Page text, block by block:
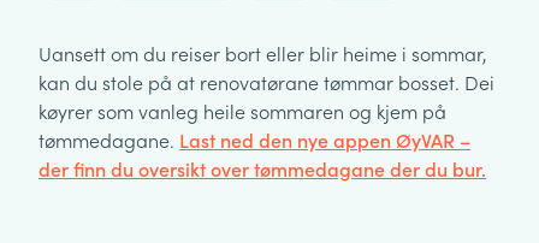
Uansett om du reiser bort eller blir heime i sommar,
kan du stole på at renovatørane tømmar bosset. Dei
køyrer som vanleg heile sommaren og kjem på
tømmedagane. Last ned den nye appen ØyVAR –
der finn du oversikt over tømmedagane der du bur.